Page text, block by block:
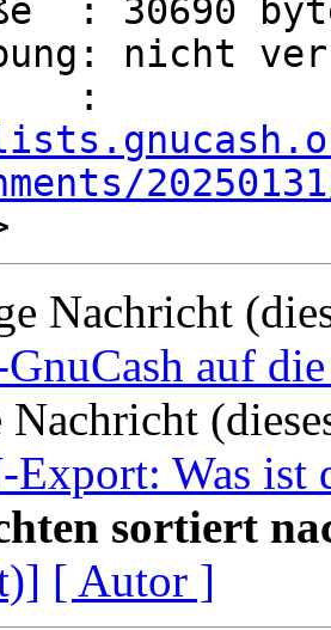
: 30690
nicht
:
Nachricht
auf
Nachricht
Export: Was ist
sortiert
[ Autor ]